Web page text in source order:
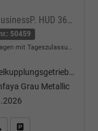
Business 1.5eTSI DSG AHK Dynamic BusinessP. HUD 360Cam DGE Paket - DIGITAL DRIVE INTELLIGENT L Gepäcktrennnetz
50459
mit Tageszulassung
Doppelkupplungsgetriebe (DSG)
Grau Metallic
& Angebot anfordern
PDF-Datei, Fahrzeugexposé